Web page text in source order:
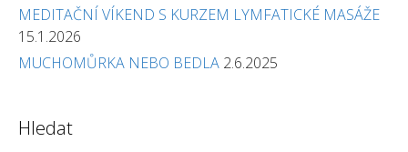
MEDITAČNÍ VÍKEND S KURZEM LYMFATICKÉ MASÁŽE
15.1.2026
MUCHOMŮRKA NEBO BEDLA 2.6.2025
Hledat